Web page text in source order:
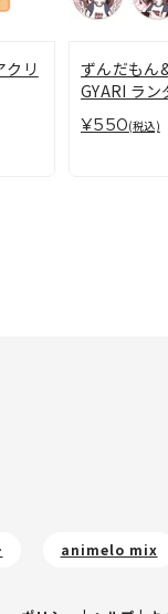
リ
ずんだもん
GYARI ラン
¥550(税込)
animelo mix